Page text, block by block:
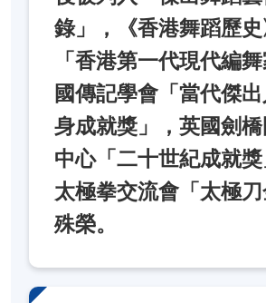
錄」，《香港舞蹈歷
「香港第一代現代編
國傳記學會「當代傑
身成就獎」，英國劍
中心「二十世紀成就
太極拳交流會「太極
殊榮。